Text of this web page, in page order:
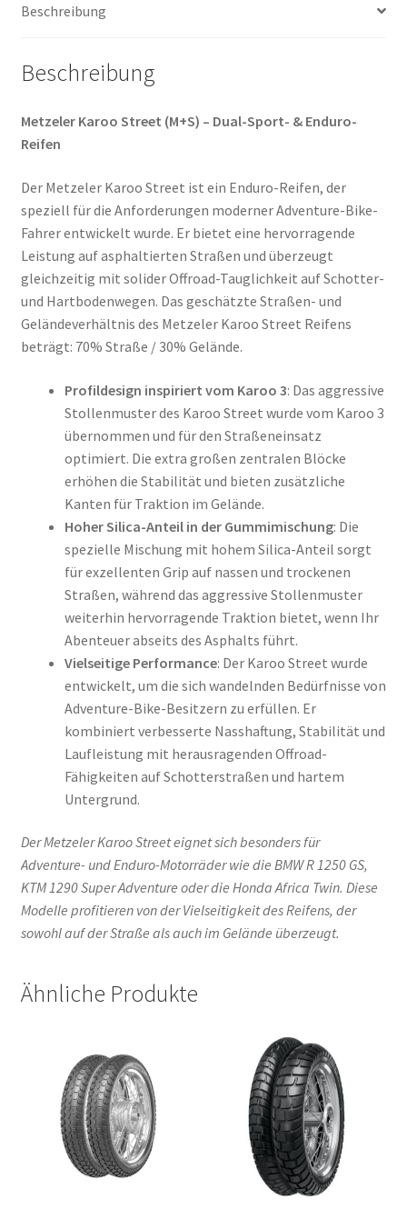
Menge
Beschreibung
Beschreibung
Metzeler Karoo Street (M+S) – Dual-Sport- & Enduro-
Reifen
Der Metzeler Karoo Street ist ein Enduro-Reifen, der
speziell für die Anforderungen moderner Adventure-Bike-
Fahrer entwickelt wurde. Er bietet eine hervorragende
Leistung auf asphaltierten Straßen und überzeugt
gleichzeitig mit solider Offroad-Tauglichkeit auf Schotter-
und Hartbodenwegen. Das geschätzte Straßen- und
Geländeverhältnis des Metzeler Karoo Street Reifens
beträgt: 70% Straße / 30% Gelände.
Profildesign inspiriert vom Karoo 3: Das aggressive
Stollenmuster des Karoo Street wurde vom Karoo 3
übernommen und für den Straßeneinsatz
optimiert. Die extra großen zentralen Blöcke
erhöhen die Stabilität und bieten zusätzliche
Kanten für Traktion im Gelände.
Hoher Silica-Anteil in der Gummimischung: Die
spezielle Mischung mit hohem Silica-Anteil sorgt
für exzellenten Grip auf nassen und trockenen
Straßen, während das aggressive Stollenmuster
weiterhin hervorragende Traktion bietet, wenn Ihr
Abenteuer abseits des Asphalts führt.
Vielseitige Performance: Der Karoo Street wurde
entwickelt, um die sich wandelnden Bedürfnisse von
Adventure-Bike-Besitzern zu erfüllen. Er
kombiniert verbesserte Nasshaftung, Stabilität und
Laufleistung mit herausragenden Offroad-
Fähigkeiten auf Schotterstraßen und hartem
Untergrund.
Der Metzeler Karoo Street eignet sich besonders für
Adventure- und Enduro-Motorräder wie die BMW R 1250 GS,
KTM 1290 Super Adventure oder die Honda Africa Twin. Diese
Modelle profitieren von der Vielseitigkeit des Reifens, der
sowohl auf der Straße als auch im Gelände überzeugt.
Ähnliche Produkte